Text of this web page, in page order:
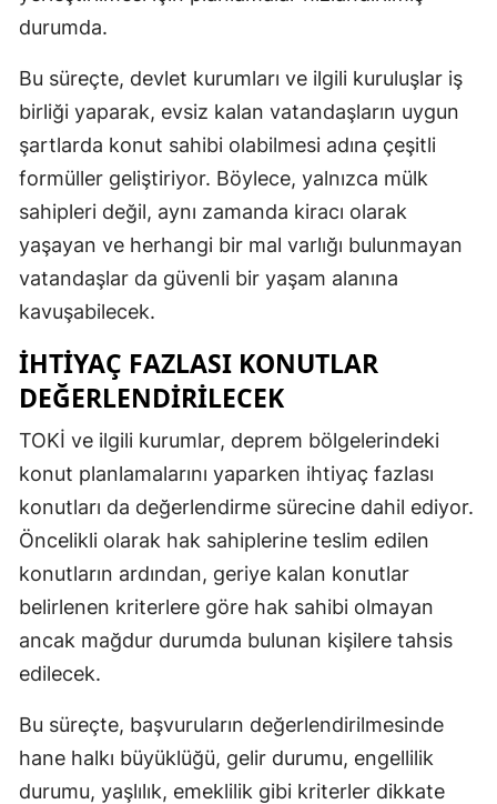
Siirt
Sinop
Sivas
Tekirdağ
Tunceli
Uşak
Van
Yozgat
Zonguldak
Aksaray
Karaman
Kırıkkale
durumda.
Bu süreçte, devlet kurumları ve ilgili kuruluşlar iş
birliği yaparak, evsiz kalan vatandaşların uygun
şartlarda konut sahibi olabilmesi adına çeşitli
formüller geliştiriyor. Böylece, yalnızca mülk
sahipleri değil, aynı zamanda kiracı olarak
yaşayan ve herhangi bir mal varlığı bulunmayan
vatandaşlar da güvenli bir yaşam alanına
kavuşabilecek.
İHTIYAÇ FAZLASI KONUTLAR
DEĞERLENDIRILECEK
TOKİ ve ilgili kurumlar, deprem bölgelerindeki
konut planlamalarını yaparken ihtiyaç fazlası
konutları da değerlendirme sürecine dahil ediyor.
Öncelikli olarak hak sahiplerine teslim edilen
konutların ardından, geriye kalan konutlar
belirlenen kriterlere göre hak sahibi olmayan
ancak mağdur durumda bulunan kişilere tahsis
edilecek.
Bu süreçte, başvuruların değerlendirilmesinde
hane halkı büyüklüğü, gelir durumu, engellilik
durumu, yaşlılık, emeklilik gibi kriterler dikkate